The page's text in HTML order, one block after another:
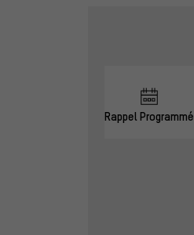
Rappel Programmé